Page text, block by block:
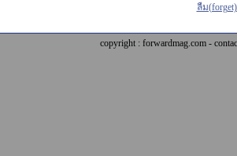
ลืม
copyright : forwardmag.com -